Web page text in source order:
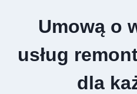
Umową o
usług
dla